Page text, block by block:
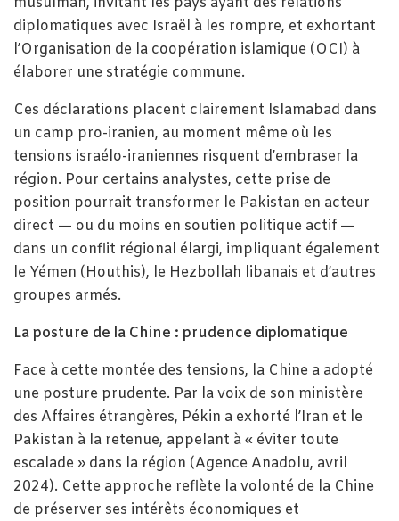
diplomatiques avec Israël à les rompre, et exhortant
l’Organisation de la coopération islamique (OCI) à
élaborer une stratégie commune.
Ces déclarations placent clairement Islamabad dans
un camp pro-iranien, au moment même où les
tensions israélo-iraniennes risquent d’embraser la
région. Pour certains analystes, cette prise de
position pourrait transformer le Pakistan en acteur
direct — ou du moins en soutien politique actif —
dans un conflit régional élargi, impliquant également
le Yémen (Houthis), le Hezbollah libanais et d’autres
groupes armés.
La posture de la Chine : prudence diplomatique
Face à cette montée des tensions, la Chine a adopté
une posture prudente. Par la voix de son ministère
des Affaires étrangères, Pékin a exhorté l’Iran et le
Pakistan à la retenue, appelant à « éviter toute
escalade » dans la région (Agence Anadolu, avril
2024). Cette approche reflète la volonté de la Chine
de préserver ses intérêts économiques et